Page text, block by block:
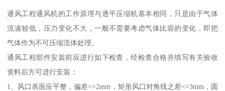
通风工程通风机的工作原理与透平压缩机基本相同，只是由于气体
流速较低，压力变化不大，一般不需要考虑气体比容的变化，即把
气体作为不可压缩流体处理。
通风工程部件安装前应进行如下检查，经检查合格并填写有关验收
资料后方可进行安装：
1、风口表面应平整，偏差<=2mm，矩形风口对角线之差<=3mm，圆